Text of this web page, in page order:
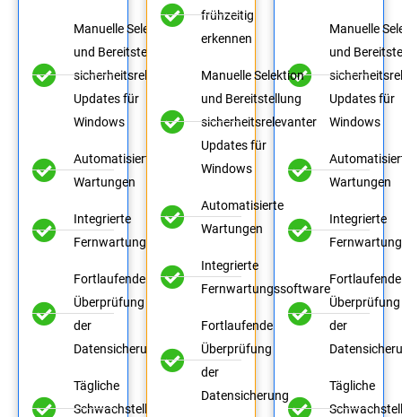
Manuelle Selektion
und Bereitstellung
sicherheitsrelevanter
Updates für
Windows
Automatisierte
Wartungen
Integrierte
Fernwartungssoftware
Fortlaufende
Überprüfung
der
Datensicherung
Tägliche
Schwachstellen-
frühzeitig
erkennen
Manuelle Selektion
und Bereitstellung
sicherheitsrelevanter
Updates für
Windows
Automatisierte
Wartungen
Integrierte
Fernwartungssoftware
Fortlaufende
Überprüfung
der
Datensicherung
Manuelle
und
Updates für
Windows
Wartungen
Integrierte
Fortlaufende
Überprüfung
der
Tägliche